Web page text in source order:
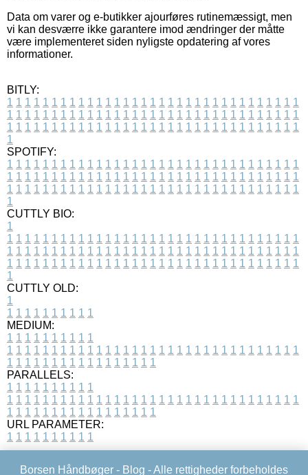
Data om varer og e-butikker ajourføres rutinemæssigt, men
vi kan desværre ikke garantere imod ændringer der måtte
være implementeret siden nyligste opdatering af vores
informationer.
BITLY:
1 1 1 1 1 1 1 1 1 1 1 1 1 1 1 1 1 1 1 1 1 1 1 1 1 1 1 1 1 1 1 1 1
1 1 1 1 1 1 1 1 1 1 1 1 1 1 1 1 1 1 1 1 1 1 1 1 1 1 1 1 1 1 1 1 1
1 1 1 1 1 1 1 1 1 1 1 1 1 1 1 1 1 1 1 1 1 1 1 1 1 1 1 1 1 1 1 1 1
1
SPOTIFY:
1 1 1 1 1 1 1 1 1 1 1 1 1 1 1 1 1 1 1 1 1 1 1 1 1 1 1 1 1 1 1 1 1
1 1 1 1 1 1 1 1 1 1 1 1 1 1 1 1 1 1 1 1 1 1 1 1 1 1 1 1 1 1 1 1 1
1 1 1 1 1 1 1 1 1 1 1 1 1 1 1 1 1 1 1 1 1 1 1 1 1 1 1 1 1 1 1 1 1
1
CUTTLY BIO:
1
1 1 1 1 1 1 1 1 1 1 1 1 1 1 1 1 1 1 1 1 1 1 1 1 1 1 1 1 1 1 1 1 1
1 1 1 1 1 1 1 1 1 1 1 1 1 1 1 1 1 1 1 1 1 1 1 1 1 1 1 1 1 1 1 1 1
1 1 1 1 1 1 1 1 1 1 1 1 1 1 1 1 1 1 1 1 1 1 1 1 1 1 1 1 1 1 1 1 1
1
CUTTLY OLD:
1
1 1 1 1 1 1 1 1 1 1
MEDIUM:
1 1 1 1 1 1 1 1 1 1
1 1 1 1 1 1 1 1 1 1 1 1 1 1 1 1 1 1 1 1 1 1 1 1 1 1 1 1 1 1 1 1 1
1 1 1 1 1 1 1 1 1 1 1 1 1 1 1 1 1
PARALLELS:
1 1 1 1 1 1 1 1 1 1
1 1 1 1 1 1 1 1 1 1 1 1 1 1 1 1 1 1 1 1 1 1 1 1 1 1 1 1 1 1 1 1 1
1 1 1 1 1 1 1 1 1 1 1 1 1 1 1 1 1
URL PARAMETER:
1 1 1 1 1 1 1 1 1 1
Borsen Håndbøger - Blog - Alle rettigheder forbeholdes